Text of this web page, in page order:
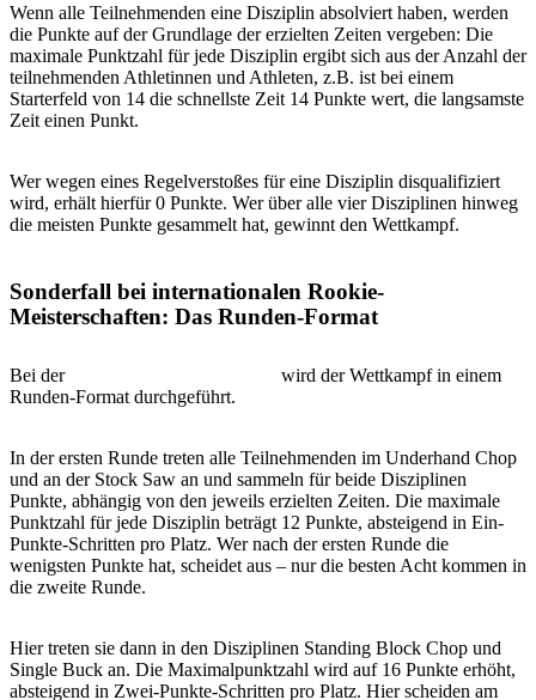
Wenn alle Teilnehmenden eine Disziplin absolviert haben, werden
die Punkte auf der Grundlage der erzielten Zeiten vergeben: Die
maximale Punktzahl für jede Disziplin ergibt sich aus der Anzahl der
teilnehmenden Athletinnen und Athleten, z.B. ist bei einem
Starterfeld von 14 die schnellste Zeit 14 Punkte wert, die langsamste
Zeit einen Punkt.
Wer wegen eines Regelverstoßes für eine Disziplin disqualifiziert
wird, erhält hierfür 0 Punkte. Wer über alle vier Disziplinen hinweg
die meisten Punkte gesammelt hat, gewinnt den Wettkampf.
Sonderfall bei internationalen Rookie-
Meisterschaften: Das Runden-Format
Bei der
wird der Wettkampf in einem
Runden-Format durchgeführt.
In der ersten Runde treten alle Teilnehmenden im Underhand Chop
und an der Stock Saw an und sammeln für beide Disziplinen
Punkte, abhängig von den jeweils erzielten Zeiten. Die maximale
Punktzahl für jede Disziplin beträgt 12 Punkte, absteigend in Ein-
Punkte-Schritten pro Platz. Wer nach der ersten Runde die
wenigsten Punkte hat, scheidet aus – nur die besten Acht kommen in
die zweite Runde.
Hier treten sie dann in den Disziplinen Standing Block Chop und
Single Buck an. Die Maximalpunktzahl wird auf 16 Punkte erhöht,
absteigend in Zwei-Punkte-Schritten pro Platz. Hier scheiden am